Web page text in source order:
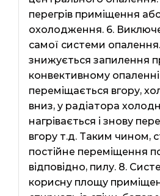
перегрів приміщення
охолодження. 6.
самої системи
знижується запилення
конвективному
переміщається вгору,
вниз, у радіатора
нагрівається і знову
вгору т.д. Таким чином,
постійне переміщення
відповідно, пилу. 8.
корисну площу